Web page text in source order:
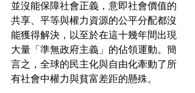
並沒能保障社會正義，意即社會價值的
共享、平等與權力資源的公平分配都沒
能獲得解決，以至於在這十幾年間出現
大量「準無政府主義」的佔領運動。簡
言之，全球的民主化與自由化牽動了所
有社會中權力與貧富差距的懸殊。